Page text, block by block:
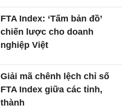
FTA Index: ‘Tấm bản đồ’
chiến lược cho doanh
nghiệp Việt
Giải mã chênh lệch chỉ số
FTA Index giữa các tỉnh,
thành